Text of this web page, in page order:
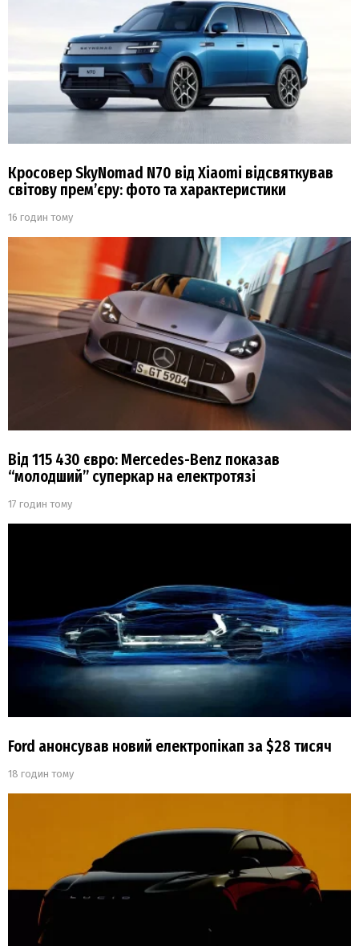
Кросовер SkyNomad N70 від Xiaomi відсвяткував
світову прем’єру: фото та характеристики
16 годин тому
Від 115 430 євро: Mercedes-Benz показав
“молодший” суперкар на електротязі
17 годин тому
Ford анонсував новий електропікап за $28 тисяч
18 годин тому